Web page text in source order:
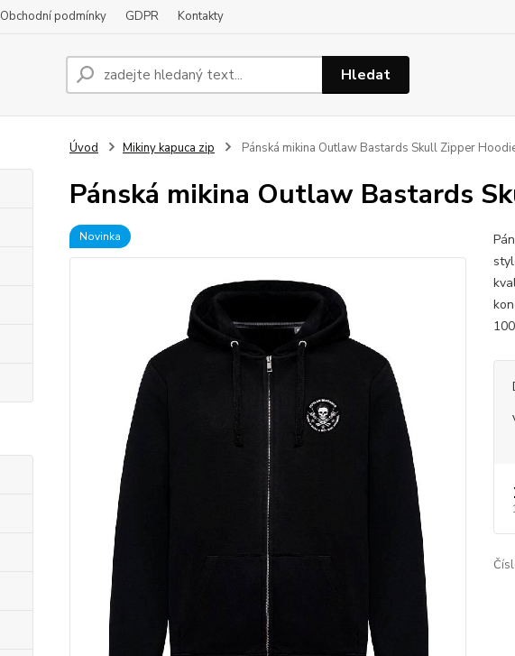
Obchodní podmínky GDPR Kontakty
Hledat
Úvod Mikiny kapuca zip Pánská mikina Outlaw Bastards Skull Zipper
Pánská mikina Outlaw Bastards
Novinka